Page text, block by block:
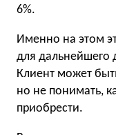
6%.
Именно на этом
для дальнейшего
Клиент может
но не понимать,
приобрести.